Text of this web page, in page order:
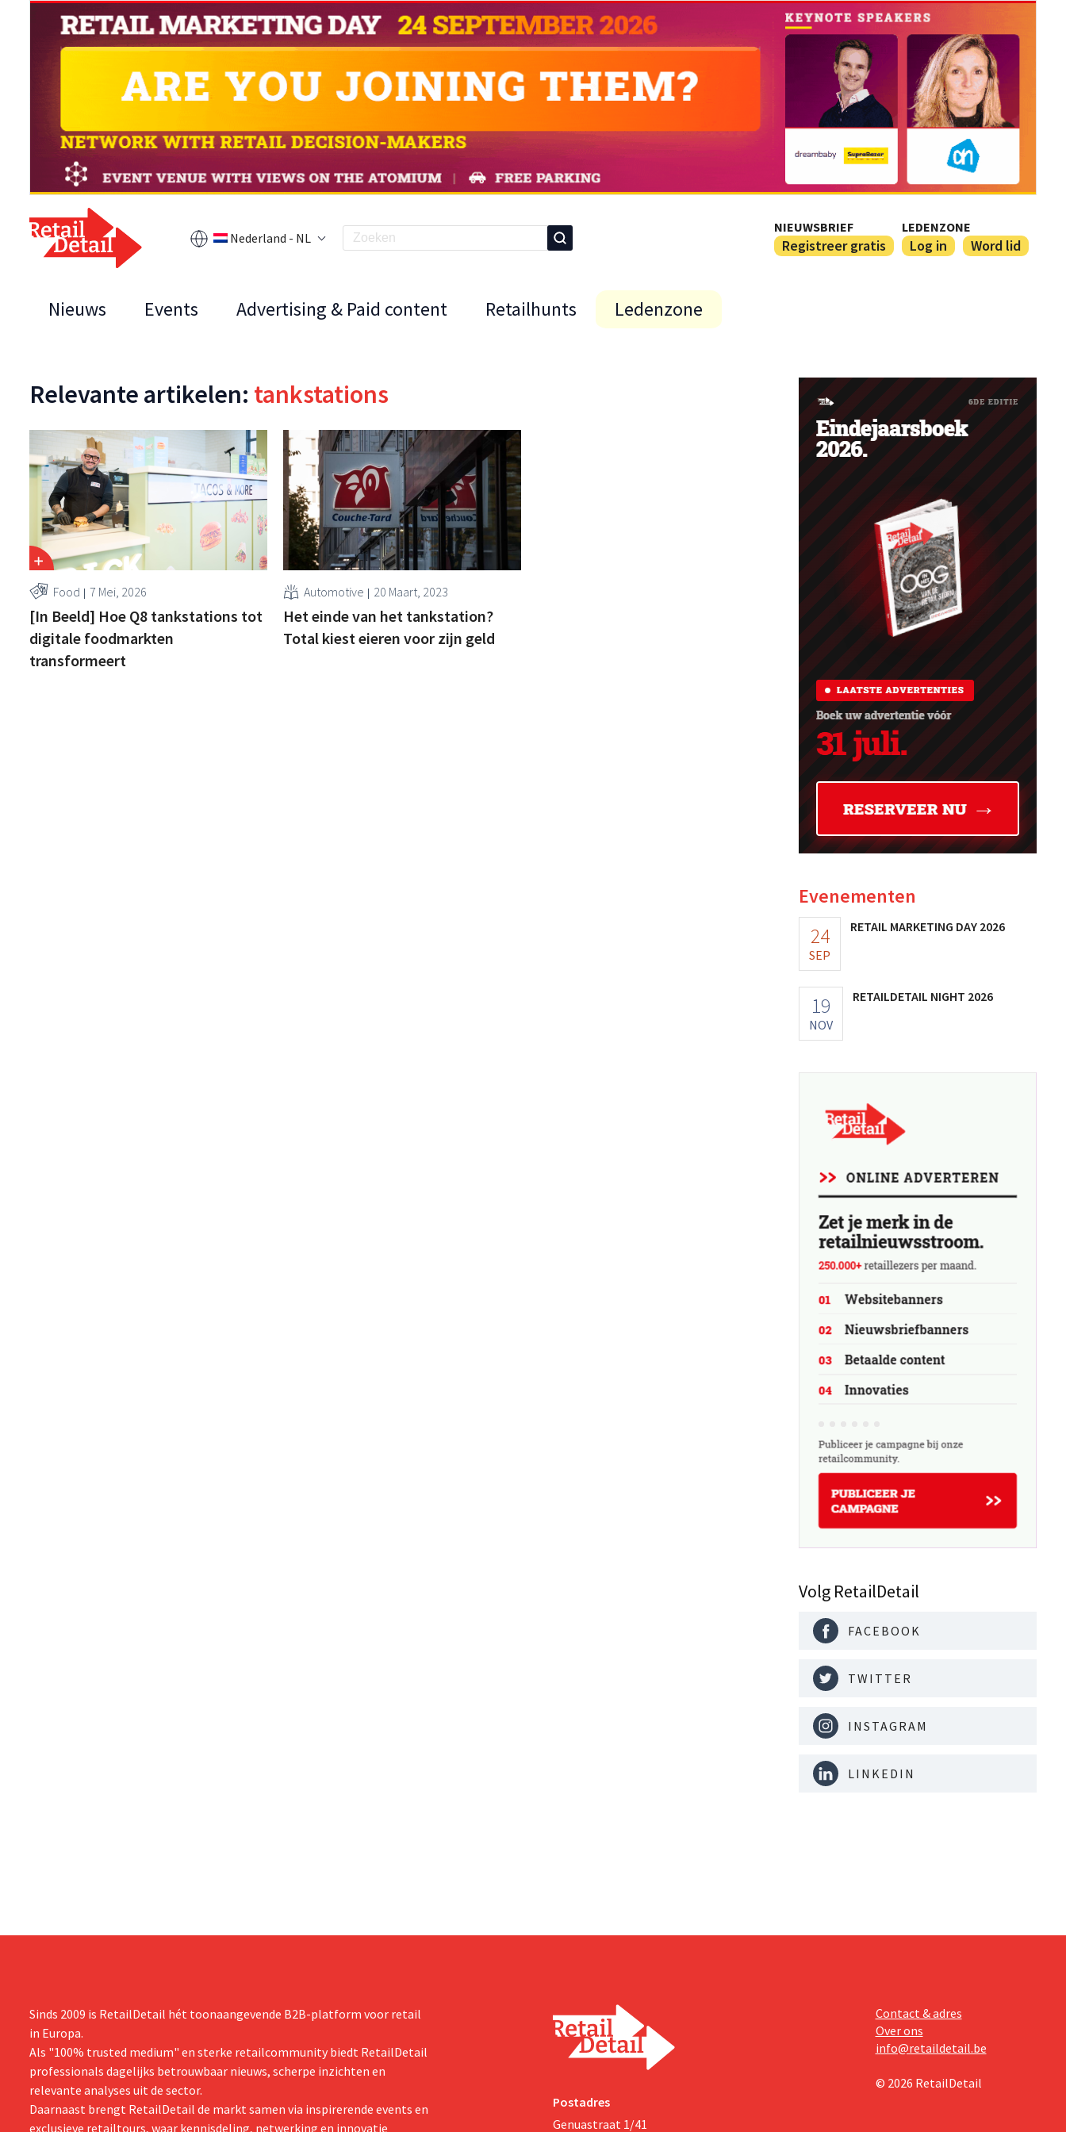
Nederland - NL
NIEUWSBRIEF
Registreer gratis
LEDENZONE
Log in Word lid
Nieuws Events Advertising & Paid content Retailhunts Ledenzone
Relevante artikelen: tankstations
Food 7 Mei, 2026
[In Beeld] Hoe Q8 tankstations tot
digitale foodmarkten
transformeert
Automotive 20 Maart, 2023
Het einde van het tankstation?
Total kiest eieren voor zijn geld
Evenementen
24
SEP
RETAIL MARKETING DAY 2026
19
NOV
RETAILDETAIL NIGHT 2026
Volg RetailDetail
FACEBOOK
TWITTER
INSTAGRAM
LINKEDIN
Sinds 2009 is RetailDetail hét toonaangevende B2B-platform voor retail
in Europa.
Als "100% trusted medium" en sterke retailcommunity biedt RetailDetail
professionals dagelijks betrouwbaar nieuws, scherpe inzichten en
relevante analyses uit de sector.
Daarnaast brengt RetailDetail de markt samen via inspirerende events en
exclusieve retailtours, waar kennisdeling, netwerking en innovatie
Postadres
Genuastraat 1/41
Contact & adres
Over ons
info@retaildetail.be
© 2026 RetailDetail